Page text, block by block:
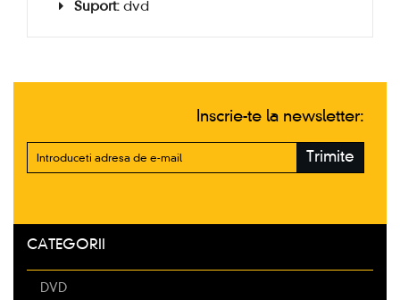
Suport: dvd
Inscrie-te la newsletter:
Trimite
CATEGORII
DVD